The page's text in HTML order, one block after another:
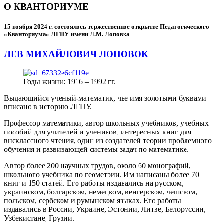
О КВАНТОРИУМЕ
15 ноября 2024 г. состоялось торжественное открытие Педагогического
«Кванториума» ЛГПУ имени Л.М. Лоповка
ЛЕВ МИХАЙЛОВИЧ ЛОПОВОК
Годы жизни: 1916 – 1992 гг.
Выдающийся ученый-математик, чье имя золотыми буквами
вписано в историю ЛГПУ.
Профессор математики, автор школьных учебников, учебных
пособий для учителей и учеников, интересных книг для
внеклассного чтения, один из создателей теории проблемного
обучения и развивающей системы задач по математике.
Автор более 200 научных трудов, около 60 монографий,
школьного учебника по геометрии. Им написаны более 70
книг и 150 статей. Его работы издавались на русском,
украинском, болгарском, немецком, венгерском, чешском,
польском, сербском и румынском языках. Его работы
издавались в России, Украине, Эстонии, Литве, Белоруссии,
Узбекистане, Грузии.